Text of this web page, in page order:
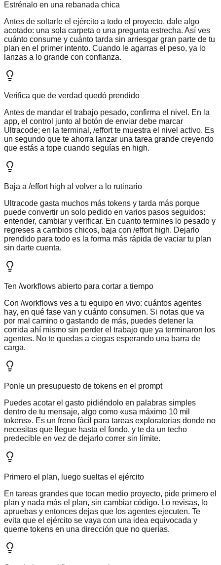
Estrénalo en una rebanada chica
Antes de soltarle el ejército a todo el proyecto, dale algo
acotado: una sola carpeta o una pregunta estrecha. Así ves
cuánto consume y cuánto tarda sin arriesgar gran parte de tu
plan en el primer intento. Cuando le agarras el peso, ya lo
lanzas a lo grande con confianza.
Verifica que de verdad quedó prendido
Antes de mandar el trabajo pesado, confirma el nivel. En la
app, el control junto al botón de enviar debe marcar
Ultracode; en la terminal, /effort te muestra el nivel activo. Es
un segundo que te ahorra lanzar una tarea grande creyendo
que estás a tope cuando seguías en high.
Baja a /effort high al volver a lo rutinario
Ultracode gasta muchos más tokens y tarda más porque
puede convertir un solo pedido en varios pasos seguidos:
entender, cambiar y verificar. En cuanto termines lo pesado y
regreses a cambios chicos, baja con /effort high. Dejarlo
prendido para todo es la forma más rápida de vaciar tu plan
sin darte cuenta.
Ten /workflows abierto para cortar a tiempo
Con /workflows ves a tu equipo en vivo: cuántos agentes
hay, en qué fase van y cuánto consumen. Si notas que va
por mal camino o gastando de más, puedes detener la
corrida ahí mismo sin perder el trabajo que ya terminaron los
agentes. No te quedas a ciegas esperando una barra de
carga.
Ponle un presupuesto de tokens en el prompt
Puedes acotar el gasto pidiéndolo en palabras simples
dentro de tu mensaje, algo como «usa máximo 10 mil
tokens». Es un freno fácil para tareas exploratorias donde no
necesitas que llegue hasta el fondo, y te da un techo
predecible en vez de dejarlo correr sin límite.
Primero el plan, luego sueltas el ejército
En tareas grandes que tocan medio proyecto, pide primero el
plan y nada más el plan, sin cambiar código. Lo revisas, lo
apruebas y entonces dejas que los agentes ejecuten. Te
evita que el ejército se vaya con una idea equivocada y
queme tokens en una dirección que no querías.